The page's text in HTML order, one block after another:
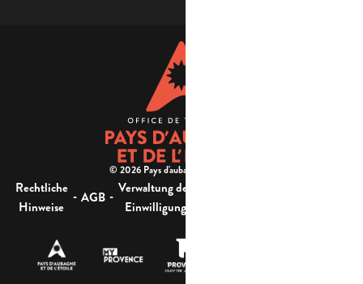
© 2026 Pays d'aubagne et de l'étoile -
Rechtliche
Hinweise
- AGB - Verwaltung der
Einwilligung